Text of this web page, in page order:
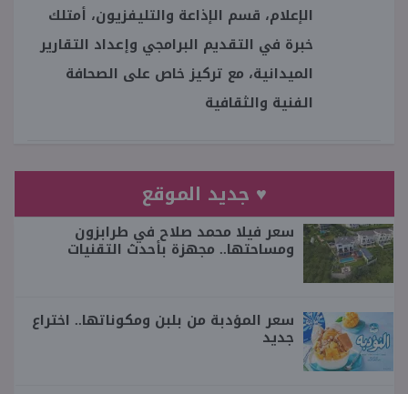
الإعلام، قسم الإذاعة والتليفزيون، أمتلك
خبرة في التقديم البرامجي وإعداد التقارير
الميدانية، مع تركيز خاص على الصحافة
الفنية والثقافية
♥ جديد الموقع
سعر فيلا محمد صلاح في طرابزون
ومساحتها.. مجهزة بأحدث التقنيات
سعر المؤدبة من بلبن ومكوناتها.. اختراع
جديد